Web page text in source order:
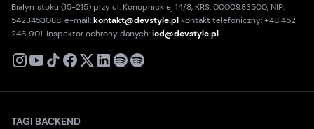
Białymstoku (15-215) przy ul. Konopnickiej 14/8, KRS: 0000983500, NIP:
5423453088. e-mail:kontakt@devstyle.plkontakt telefoniczny: +48 452
246 901. Inspektor ochrony danych:iod@devstyle.pl
X
TAGI BACKEND